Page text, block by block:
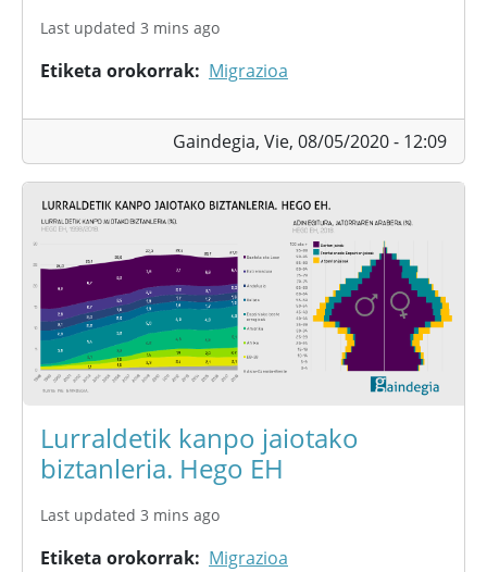
Last updated 3 mins ago
Etiketa orokorrak Migrazioa
Gaindegia, Vie, 08/05/2020 - 12:09
Lurraldetik kanpo jaiotako
biztanleria. Hego EH
Last updated 3 mins ago
Etiketa orokorrak Migrazioa